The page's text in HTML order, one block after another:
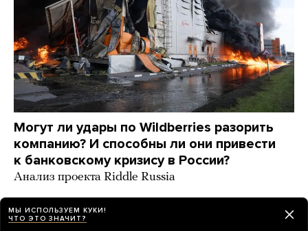
Могут ли удары по Wildberries разорить
компанию? И способны ли они привести
к банковскому кризису в России?
Анализ проекта Riddle Russia
ИСТОРИИ день назад
МЫ ИСПОЛЬЗУЕМ КУКИ!
ЧТО ЭТО ЗНАЧИТ?